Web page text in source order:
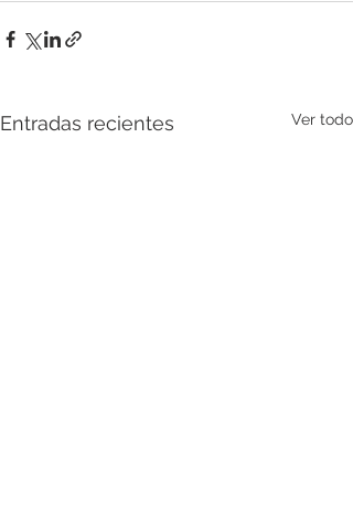
Entradas recientes Ver todo